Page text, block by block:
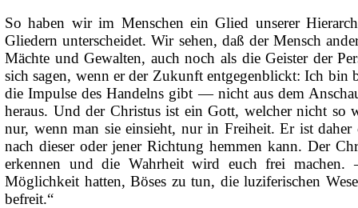
So haben wir im Menschen ein Glied unserer
Gliedern unterscheidet. Wir sehen, daß der Mensch
Mächte und Gewalten, auch noch als die Geister der
sich sagen, wenn er der Zukunft entgegenblickt: Ich bin
die Impulse des Handelns gibt — nicht aus dem
heraus. Und der Christus ist ein Gott, welcher nicht so
nur, wenn man sie einsieht, nur in Freiheit. Er ist
nach dieser oder jener Richtung hemmen kann. Der
erkennen und die Wahrheit wird euch frei machen.
Möglichkeit hatten, Böses zu tun, die luziferischen
befreit.“